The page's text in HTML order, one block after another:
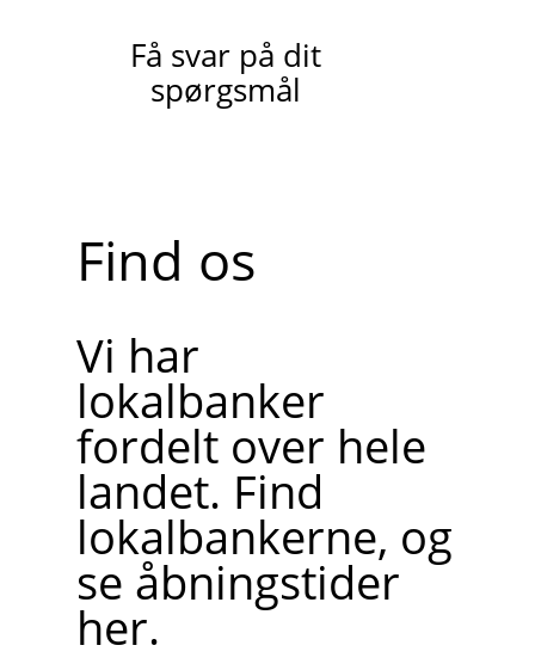
Få svar på dit
spørgsmål
Find os
Vi har
lokalbanker
fordelt over hele
landet. Find
lokalbankerne, og
se åbningstider
her.